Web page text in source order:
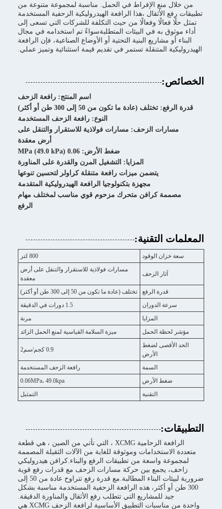
من خلال منع الإفراط في الحمل. مناسبة لمجموعة متنوعة من
تطبيقات رفع الأثقال ،هذا الرافعة الهيدروليكية الزحفية المستخدمة
تمثل حلًا فعالًا وفعالًا من حيث التكلفة للشركات التي تسعى إلى
أداء موثوق به في البيئات المتطلبةسواءً تم استخدامه في مجال
البناء أو مشاريع البنية التحتية أو الأوضاع الصناعية، فإن الرافعة
الهيدروليكية المتنقلة تستمر في تقديم قيمة استثنائية وتميز عملي.
الخصائص:
اسم المنتج: رافعة الزحف
قدرة الرفع: تختلف (عادة ما تكون من 50 إلى 300 طن أو أكثر)
النوع: رافعة الزحف المستخدمة
مسارات الزحف: مسارات فولاذية للاستقرار والتنقل على
أرض معقدة
ضغط الأرض: 0.06 MPa (49.0 kPa)
المزايا: التشغيل المرن والقدرة على المناورة
يتضمن ميزات رافعة متنقلة كراولر لتحسين تنوعها
مجهزة بتكنولوجيا الرافعة الهيدروليكية المتقدمة
مصممة كرافن متحرك مزحوم قوي مناسب لمختلف مهام
الرفع
المعلمات التقنية:
سعة خزان الوقود 800 لتر
آثار الزحف
مسارات فولاذية للاستقرار والتنقل على أرض
معقدة
قدرة الرفع
تختلف (عادة ما تكون من 50 إلى 300 طن أو أكثر)
سرعة الدوران
1.5 دورات في الدقيقة
المزايا
مرنة
مؤشر لحظة الحمل
ميزة السلامة القياسية لمنع الحمل الزائد
الحد الأقصى لضغط
الأرض
0.9 كجم/سم2
السمة
رافعة الزحف المستخدمة
ضغط الأرض
0.06MPa، 49.0kpa
التقنية
التمثيل
التطبيقات:
الرافعة الزحامية XCMG ، التي تأتي من الصين ، هي قطعة
متعددة الاستخدامات وموثوقة للغاية من الآلات الثقيلة المصممة
لمجموعة واسعة من تطبيقات الرفع والبناء.كرافن هيدروليكي
زاحف، يجمع بين حركة مسارات الزحف مع قدرات رفع قوية
ضرورية لبيئات البناء المطالبة.مع قدرة رفع تتراوح عادة من 50 إلى
300 طن أو أكثر، هذه الرافعة الزحفية المستخدمة مناسبة بشكل
جيد للمشاريع التي تتطلب رفع الأثقال والمناورة الدقيقة.
واحدة من مناسبات التطبيق الأساسية لرافعة الزحف XCMG هي